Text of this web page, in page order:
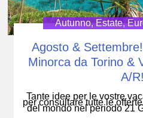
Autunno,Estate,
Agosto &
Minorca da Torino &
A/R!
Tante idee per le vostre
per consultare tutte le
del mondo nel periodo 21